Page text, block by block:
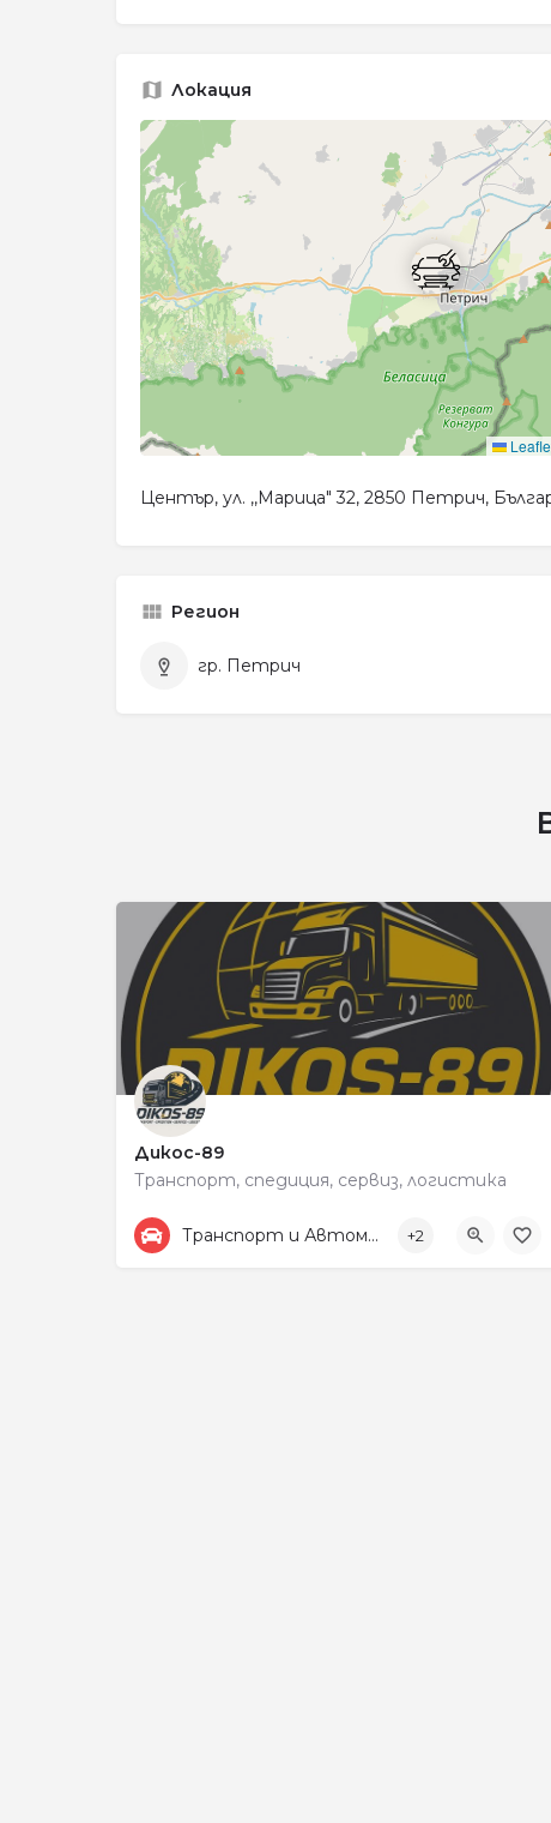
Локация
Център, ул. ,,Марица" 32, 2850 Петрич,
Регион
гр. Петрич
Дикос-89
Транспорт, спедиция, сервиз, логистика
+359878525440
Транспорт и Автомобили +2